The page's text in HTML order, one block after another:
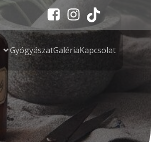
GyógyászatGalériaKapcsolat